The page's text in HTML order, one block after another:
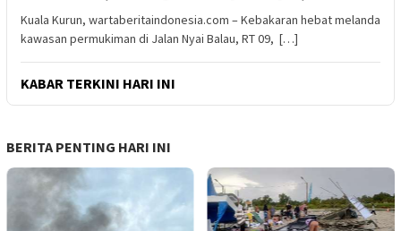
Kuala Kurun, wartaberitaindonesia.com – Kebakaran hebat melanda
kawasan permukiman di Jalan Nyai Balau, RT 09, […]
KABAR TERKINI HARI INI
BERITA PENTING HARI INI